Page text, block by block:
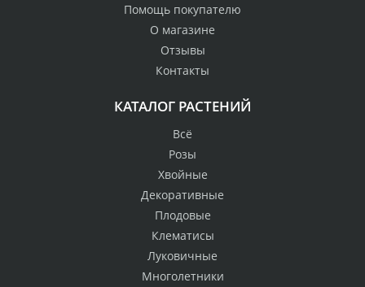
Помощь покупателю
О магазине
Отзывы
Контакты
КАТАЛОГ РАСТЕНИЙ
Всё
Розы
Хвойные
Декоративные
Плодовые
Клематисы
Луковичные
Многолетники